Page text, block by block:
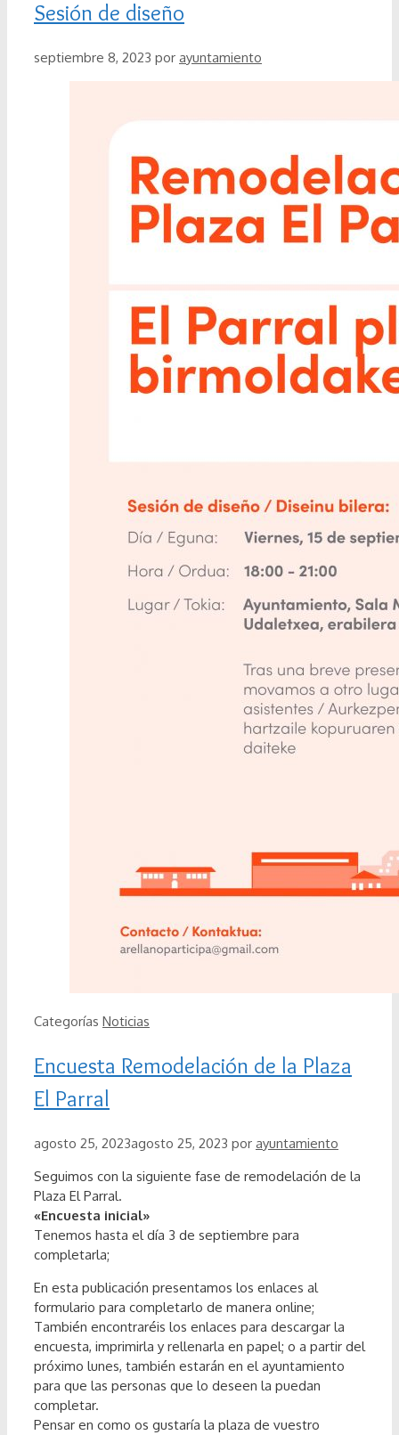
Sesión de diseño
septiembre 8, 2023 por ayuntamiento
Categorías Noticias
Encuesta Remodelación de la Plaza
El Parral
agosto 25, 2023agosto 25, 2023 por ayuntamiento
Seguimos con la siguiente fase de remodelación de la
Plaza El Parral.
«Encuesta inicial»
Tenemos hasta el día 3 de septiembre para
completarla;
En esta publicación presentamos los enlaces al
formulario para completarlo de manera online;
También encontraréis los enlaces para descargar la
encuesta, imprimirla y rellenarla en papel; o a partir del
próximo lunes, también estarán en el ayuntamiento
para que las personas que lo deseen la puedan
completar.
Pensar en como os gustaría la plaza de vuestro